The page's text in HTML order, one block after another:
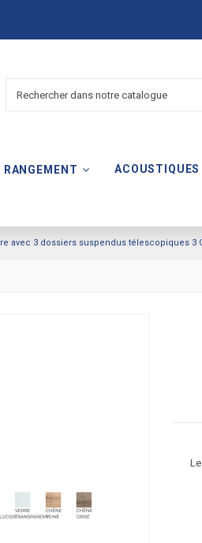
RANGEMENT ACOUSTIQUES
avec 3 dossiers suspendus télescopiques 3